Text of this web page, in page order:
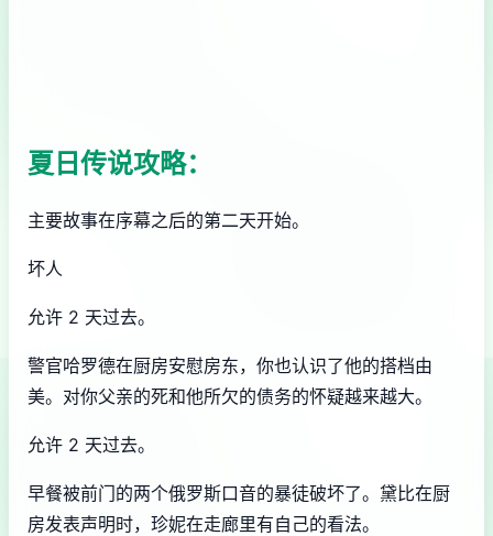
夏日传说攻略：
主要故事在序幕之后的第二天开始。
坏人
允许 2 天过去。
警官哈罗德在厨房安慰房东，你也认识了他的搭档由
美。对你父亲的死和他所欠的债务的怀疑越来越大。
允许 2 天过去。
早餐被前门的两个俄罗斯口音的暴徒破坏了。黛比在厨
房发表声明时，珍妮在走廊里有自己的看法。